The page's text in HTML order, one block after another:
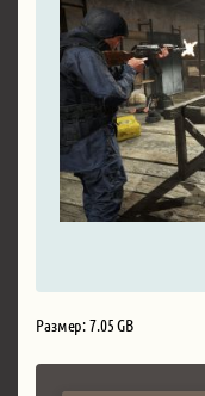
Размер: 7.05 GB